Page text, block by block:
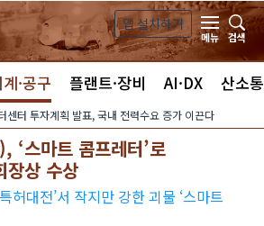
앱 설치하기
메뉴
검색
·공구 플랜트·장비 AI·DX 산소통
센터 투자계획 발표, 국내 전력수요 증가 이끈다
‘스마트 콤프레터’로
장상 수상
허대전’서 작지만 강한 괴물 ‘스마트